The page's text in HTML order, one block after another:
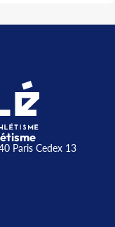
Paris Cedex 13